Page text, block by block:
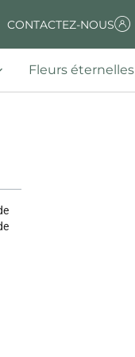
CONTACTEZ-NOUS
Fleurs éternelles